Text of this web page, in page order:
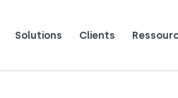
Solutions Clients